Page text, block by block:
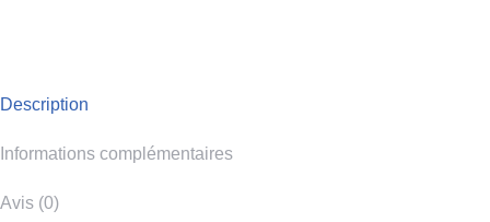
Description
Informations complémentaires
Avis (0)